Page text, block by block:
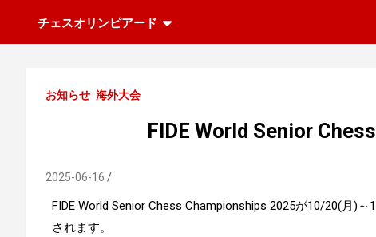
チェスオリンピアード
お知らせ 海外大会
FIDE World Senior
2025-06-16
FIDE World Senior Chess Championships 2025が10/20(月)
されます。